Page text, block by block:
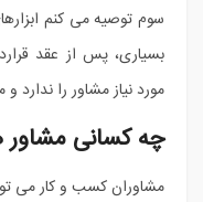
سوم توصیه می کنم
بسیاری، پس از عقد
مورد نیاز مشاور را
چه کسانی